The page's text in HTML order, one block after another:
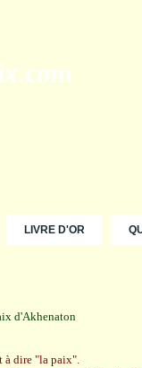
LIVRE D'OR
à dire "la paix".